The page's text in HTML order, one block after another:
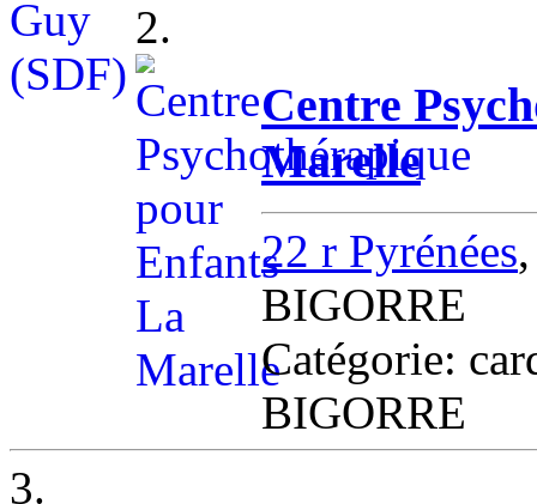
2.
Centre
Marelle
22 r Pyrénées
BIGORRE
Catégorie:
BIGORRE
3.